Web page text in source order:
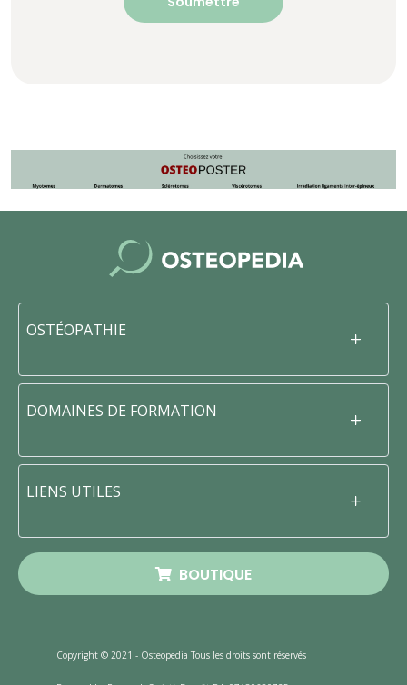
OSTÉOPATHIE
DOMAINES DE FORMATION
LIENS UTILES
BOUTIQUE
Copyright © 2021 - Osteopedia Tous les droits sont réservés